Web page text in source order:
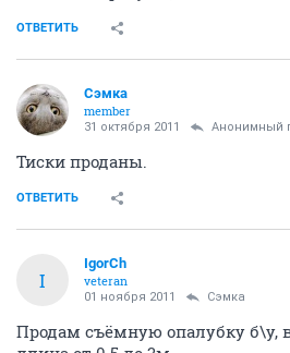
ОТВЕТИТЬ
Сэмка
member
31 октября 2011 Анонимный
Тиски проданы.
ОТВЕТИТЬ
I
IgorCh
veteran
01 ноября 2011 Сэмка
Продам съёмную опалубку б\у,